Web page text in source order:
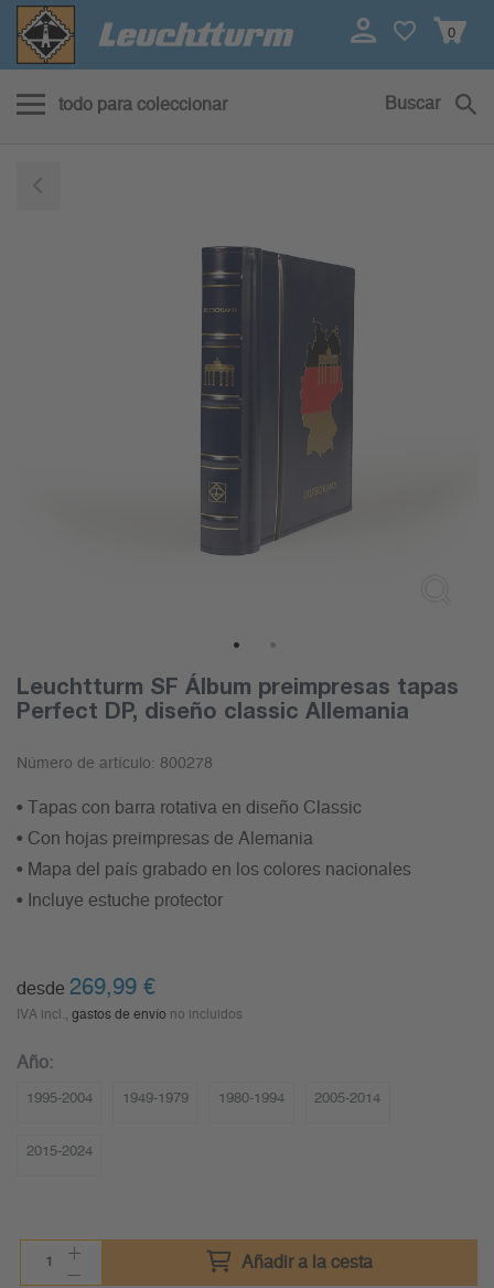
0
todo para coleccionar Buscar
Leuchtturm SF Álbum preimpresas tapas
Perfect DP, diseño classic Allemania
Número de artículo: 800278
• Tapas con barra rotativa en diseño Classic
• Con hojas preimpresas de Alemania
• Mapa del país grabado en los colores nacionales
• Incluye estuche protector
desde 269,99 €
IVA incl., gastos de envío no incluidos
Año:
1995-2004 1949-1979 1980-1994 2005-2014
2015-2024
Añadir a la cesta